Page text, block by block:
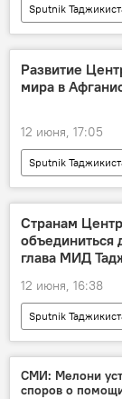
Sputnik
Ситуация на
Развитие
мира в
12 июня, 17:05
Sputnik
Странам
объединиться
глава МИД
12 июня, 16:38
Sputnik
СМИ: Мелони
споров о